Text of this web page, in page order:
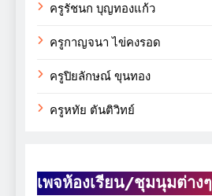
ครูรัชนก บุญทองแก้ว
ครูกาญจนา ไข่คงรอด
ครูปิยลักษณ์ ขุนทอง
ครูหทัย ตันติวิทย์
เพจห้องเรียน/ชุมนุมต่างๆ